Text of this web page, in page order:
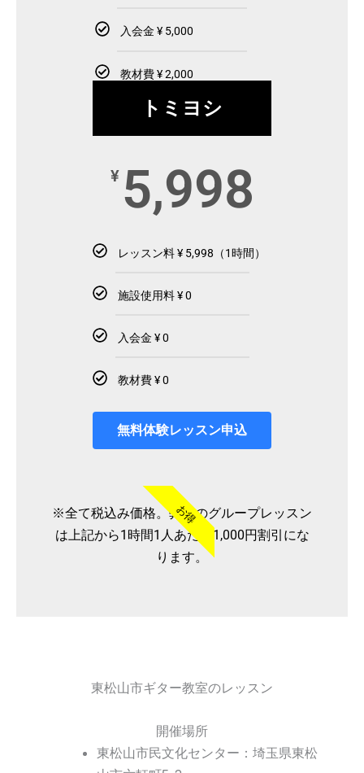
入会金 ¥ 5,000
教材費 ¥ 2,000
トミヨシ
¥ 5,998
レッスン料 ¥ 5,998（1時間）
施設使用料 ¥ 0
入会金 ¥ 0
教材費 ¥ 0
無料体験レッスン申込
お得
※全て税込み価格。弊社のグループレッスン
は上記から1時間1人あたり1,000円割引にな
ります。
東松山市ギター教室のレッスン
開催場所
東松山市民文化センター：埼玉県東松